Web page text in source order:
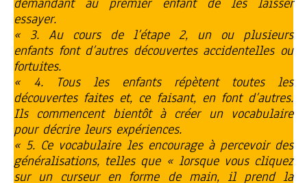
essayer.
« 3. Au cours de l’étape 2, un ou plusieurs
enfants font d’autres découvertes accidentelles ou
fortuites.
« 4. Tous les enfants répètent toutes les
découvertes faites et, ce faisant, en font d’autres.
Ils commencent bientôt à créer un vocabulaire
pour décrire leurs expériences.
« 5. Ce vocabulaire les encourage à percevoir des
généralisations, telles que « lorsque vous cliquez
sur un curseur en forme de main, il prend la